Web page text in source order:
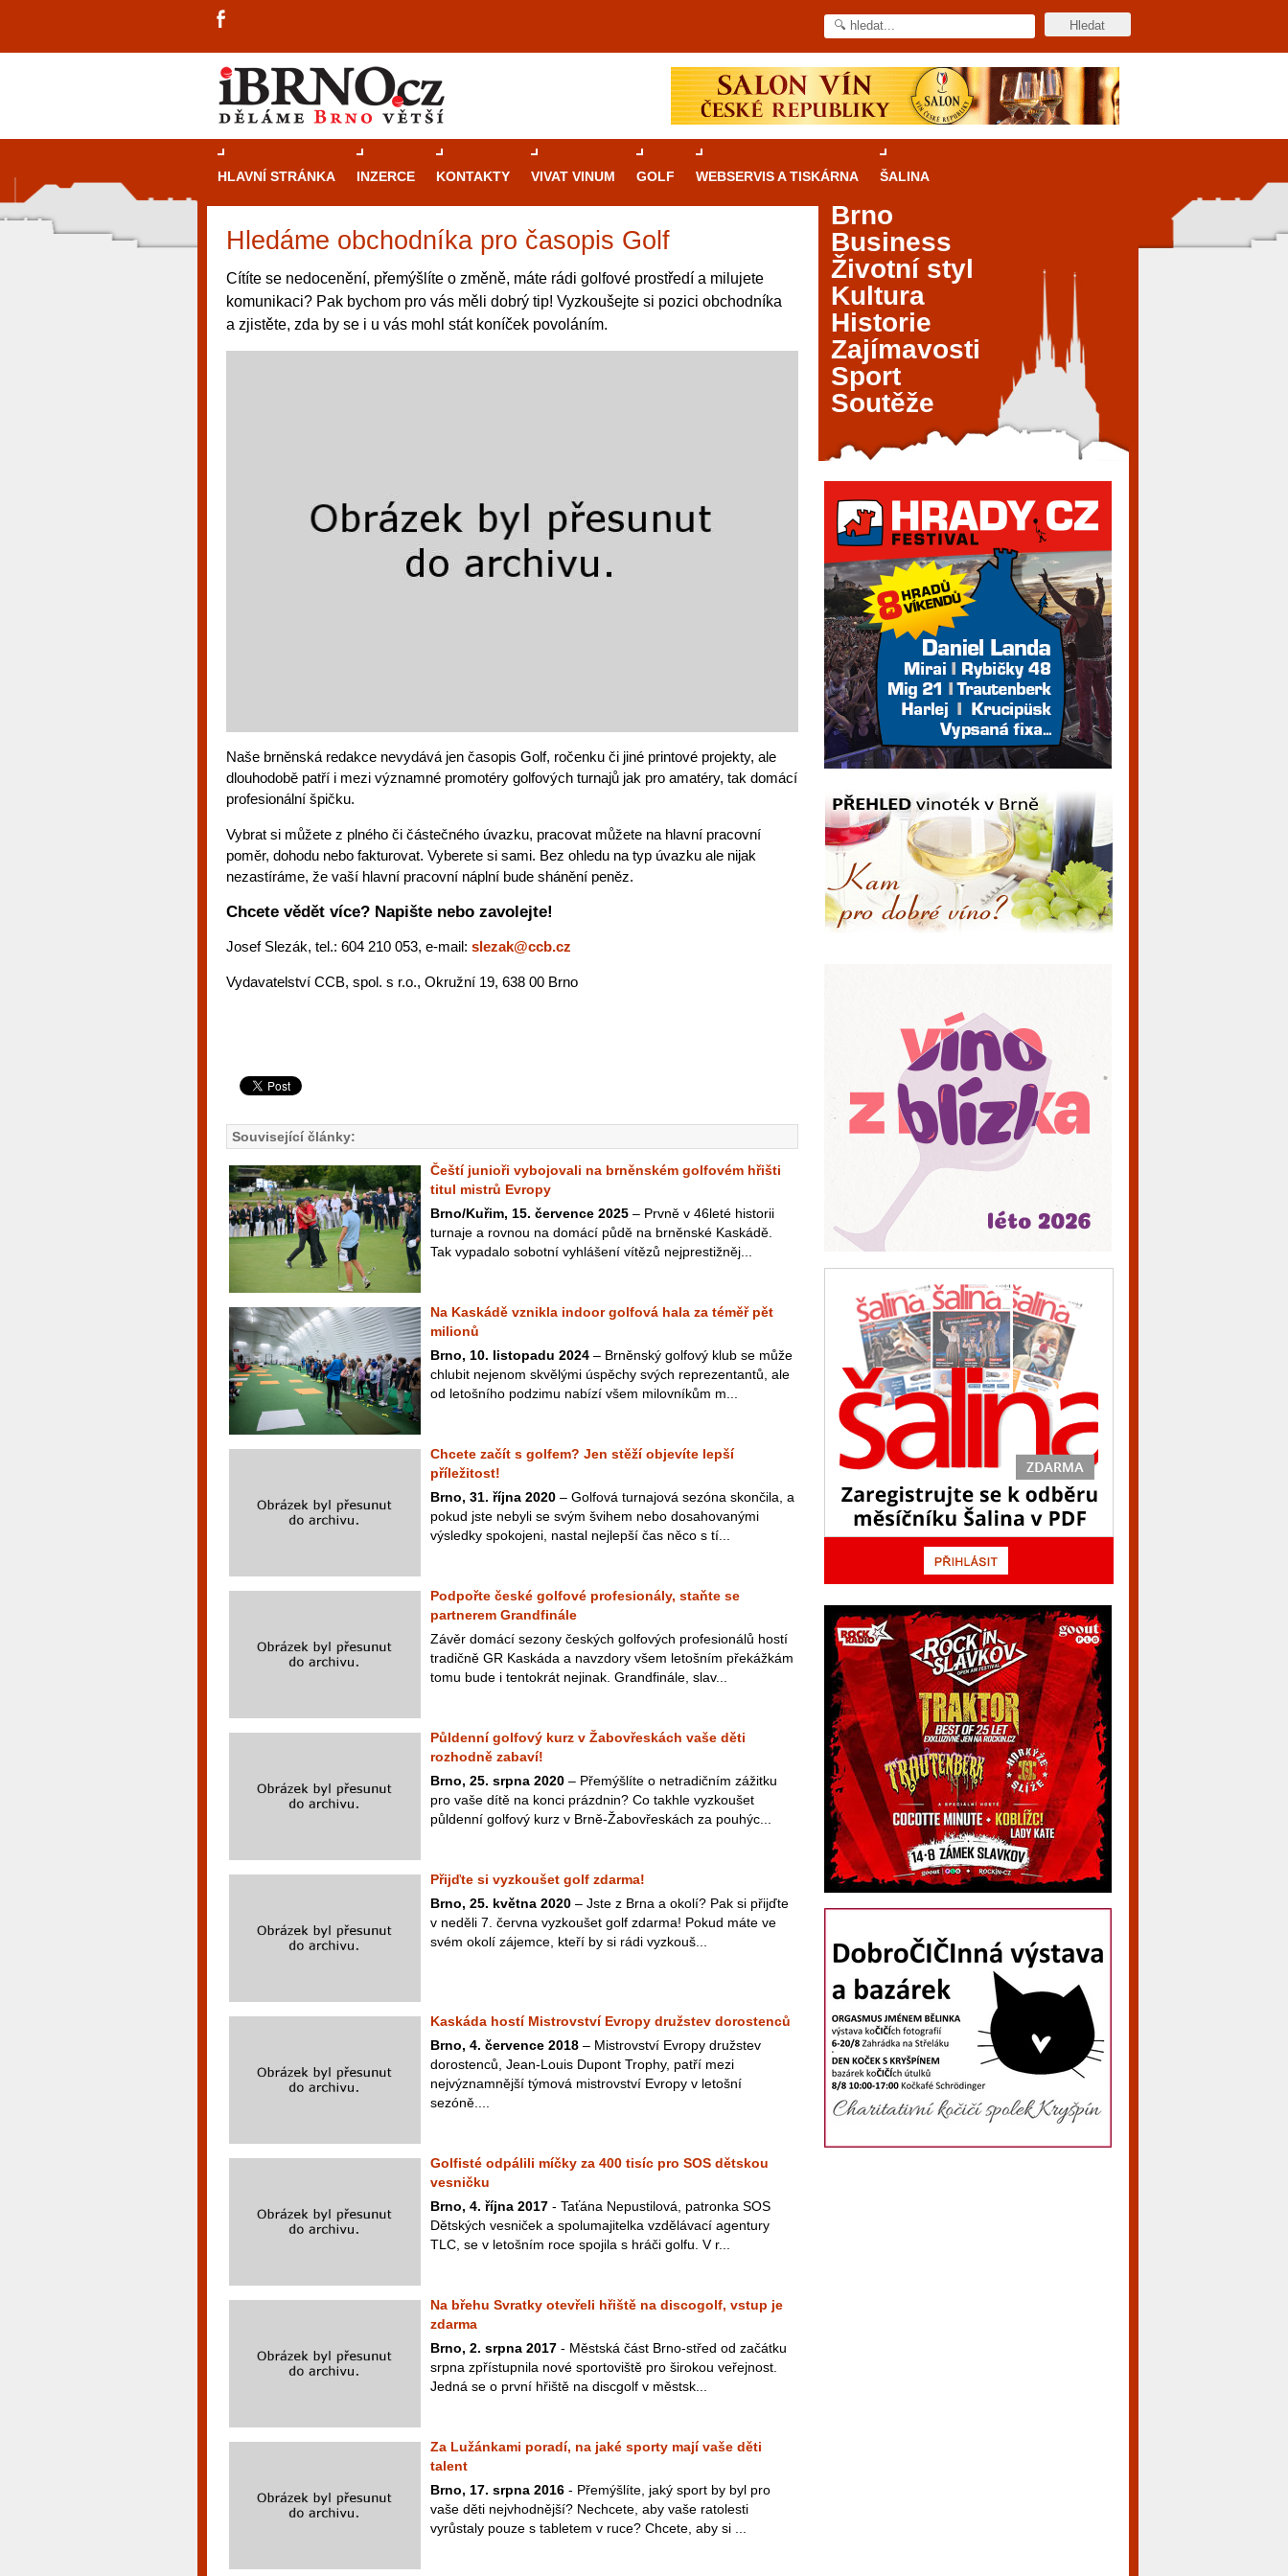
HLAVNÍ STRÁNKA INZERCE KONTAKTY VIVAT VINUM GOLF WEBSERVIS A TISKÁRNA ŠALINA
Hledáme obchodníka pro časopis Golf
Cítíte se nedocenění, přemýšlíte o změně, máte rádi golfové prostředí a milujete
komunikaci? Pak bychom pro vás měli dobrý tip! Vyzkoušejte si pozici obchodníka
a zjistěte, zda by se i u vás mohl stát koníček povoláním.
Naše brněnská redakce nevydává jen časopis Golf, ročenku či jiné printové projekty, ale
dlouhodobě patří i mezi významné promotéry golfových turnajů jak pro amatéry, tak domácí
profesionální špičku.
Vybrat si můžete z plného či částečného úvazku, pracovat můžete na hlavní pracovní
poměr, dohodu nebo fakturovat. Vyberete si sami. Bez ohledu na typ úvazku ale nijak
nezastíráme, že vaší hlavní pracovní náplní bude shánění peněz.
Chcete vědět více? Napište nebo zavolejte!
Josef Slezák, tel.: 604 210 053, e-mail: slezak@ccb.cz
Vydavatelství CCB, spol. s r.o., Okružní 19, 638 00 Brno
Související články:
Čeští junioři vybojovali na brněnském golfovém hřišti
titul mistrů Evropy
Brno/Kuřim, 15. července 2025 – Prvně v 46leté historii
turnaje a rovnou na domácí půdě na brněnské Kaskádě.
Tak vypadalo sobotní vyhlášení vítězů nejprestižněj...
Na Kaskádě vznikla indoor golfová hala za téměř pět
milionů
Brno, 10. listopadu 2024 – Brněnský golfový klub se může
chlubit nejenom skvělými úspěchy svých reprezentantů, ale
od letošního podzimu nabízí všem milovníkům m...
Chcete začít s golfem? Jen stěží objevíte lepší
příležitost!
Brno, 31. října 2020 – Golfová turnajová sezóna skončila, a
pokud jste nebyli se svým švihem nebo dosahovanými
výsledky spokojeni, nastal nejlepší čas něco s tí...
Podpořte české golfové profesionály, staňte se
partnerem Grandfinále
Závěr domácí sezony českých golfových profesionálů hostí
tradičně GR Kaskáda a navzdory všem letošním překážkám
tomu bude i tentokrát nejinak. Grandfinále, slav...
Půldenní golfový kurz v Žabovřeskách vaše děti
rozhodně zabaví!
Brno, 25. srpna 2020 – Přemýšlíte o netradičním zážitku
pro vaše dítě na konci prázdnin? Co takhle vyzkoušet
půldenní golfový kurz v Brně-Žabovřeskách za pouhýc...
Přijďte si vyzkoušet golf zdarma!
Brno, 25. května 2020 – Jste z Brna a okolí? Pak si přijďte
v neděli 7. června vyzkoušet golf zdarma! Pokud máte ve
svém okolí zájemce, kteří by si rádi vyzkouš...
Kaskáda hostí Mistrovství Evropy družstev dorostenců
Brno, 4. července 2018 – Mistrovství Evropy družstev
dorostenců, Jean-Louis Dupont Trophy, patří mezi
nejvýznamnější týmová mistrovství Evropy v letošní
sezóně....
Golfisté odpálili míčky za 400 tisíc pro SOS dětskou
vesničku
Brno, 4. října 2017 - Taťána Nepustilová, patronka SOS
Dětských vesniček a spolumajitelka vzdělávací agentury
TLC, se v letošním roce spojila s hráči golfu. V r...
Na břehu Svratky otevřeli hřiště na discogolf, vstup je
zdarma
Brno, 2. srpna 2017 - Městská část Brno-střed od začátku
srpna zpřístupnila nové sportoviště pro širokou veřejnost.
Jedná se o první hřiště na discgolf v městsk...
Za Lužánkami poradí, na jaké sporty mají vaše děti
talent
Brno, 17. srpna 2016 - Přemýšlíte, jaký sport by byl pro
vaše děti nejvhodnější? Nechcete, aby vaše ratolesti
vyrůstaly pouze s tabletem v ruce? Chcete, aby si ...
Průvodcekasinovými hrami v Brně: Od
rulety po video automaty
Brno je městem známým pro zajímavé památky, skvělé
restaurace, divadla a univerzity. Mimo jiné je ale také
Brno
Business
Životní styl
Kultura
Historie
Zajímavosti
Sport
Soutěže